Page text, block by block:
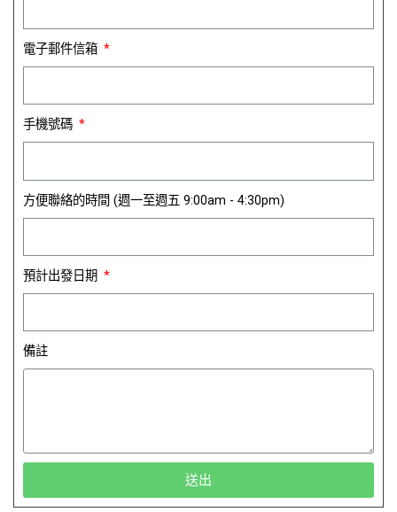
電子郵件信箱
手機號碼
方便聯絡的時間 (週一至週五 9:00am - 4:30pm)
預計出發日期
備註
送出